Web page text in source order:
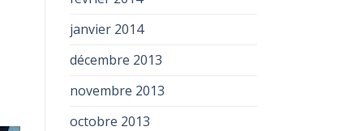
janvier 2014
décembre 2013
novembre 2013
octobre 2013